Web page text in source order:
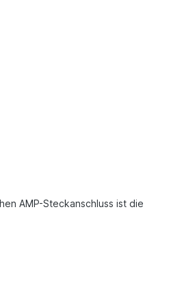
AMP-Steckanschluss ist die